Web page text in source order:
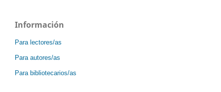
Información
Para lectores/as
Para autores/as
Para bibliotecarios/as